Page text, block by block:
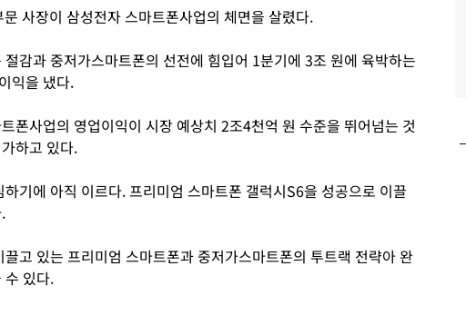
사장이 삼성전자 스마트폰사업의 체면을 살렸다.
감과 중저가스마트폰의 선전에 힘입어 1분기에 3조 원에 육박하는
익을 냈다.
폰사업의 영업이익이 시장 예상치 2조4천억 원 수준을 뛰어넘는 것
하고 있다.
기에 아직 이르다. 프리미엄 스마트폰 갤럭시S6을 성공으로 이끌
고 있는 프리미엄 스마트폰과 중저가스마트폰의 투트랙 전략아 완
수 있다.